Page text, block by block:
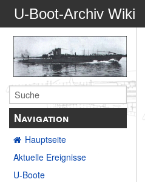
U-Boot-Archiv Wiki
Navigation
Hauptseite
Aktuelle Ereignisse
U-Boote